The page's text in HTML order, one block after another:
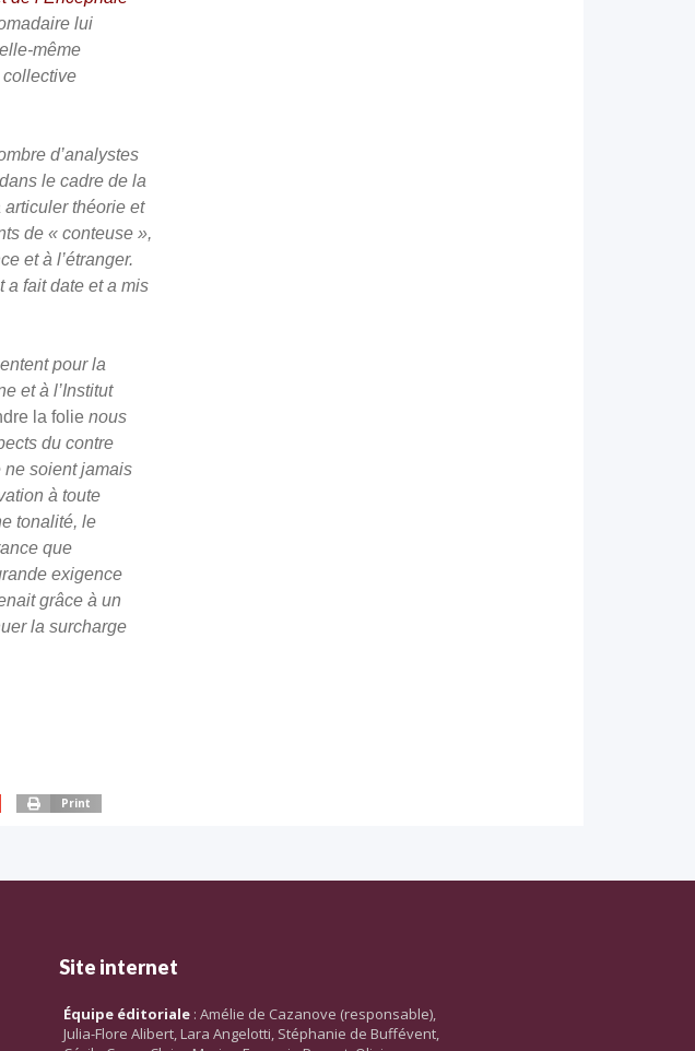
lui
même
collective
d’analystes
le cadre de la
théorie et
de « conteuse »,
et à l’étranger.
a fait date et a mis
pour la
et à l’Institut
la folie nous
du contre
ne soient jamais
à toute
tonalité, le
que
exigence
grâce à un
la surcharge
Print
Site internet
Équipe éditoriale : Amélie de Cazanove (responsable),
Julia-Flore Alibert, Lara Angelotti, Stéphanie de Buffévent,